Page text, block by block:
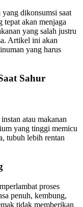
dikonsumsi saat
tepat akan menjaga
yang salah justru
Artikel ini akan
yang harus
Sahur
atau makanan
yang tinggi memicu
tubuh lebih rentan
proses
penuh, kembung,
tidak memberikan